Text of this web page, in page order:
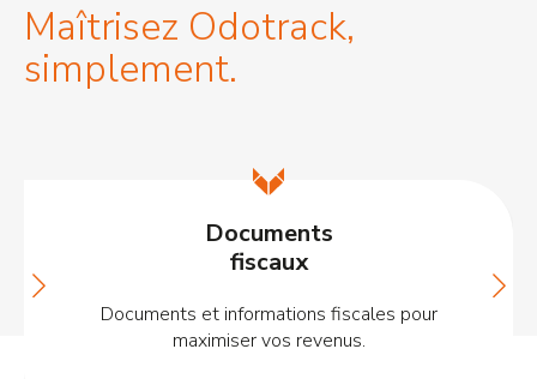
Maîtrisez Odotrack,
simplement.
Documents
fiscaux
Documents et informations fiscales pour
maximiser vos revenus.